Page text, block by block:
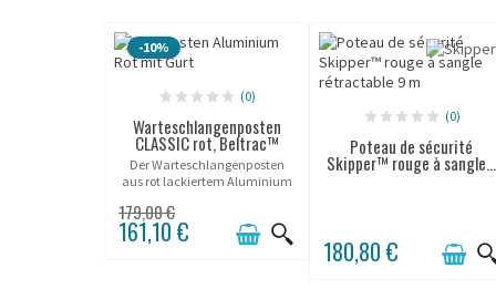
-10%
(0)
Warteschlangenposten
CLASSIC rot, Beltrac™
Der Warteschlangenposten
aus rot lackiertem Aluminium
179,00 €
161,10 €
(0)
Poteau de sécurité
Skipper™ rouge à sangle...
180,80 €